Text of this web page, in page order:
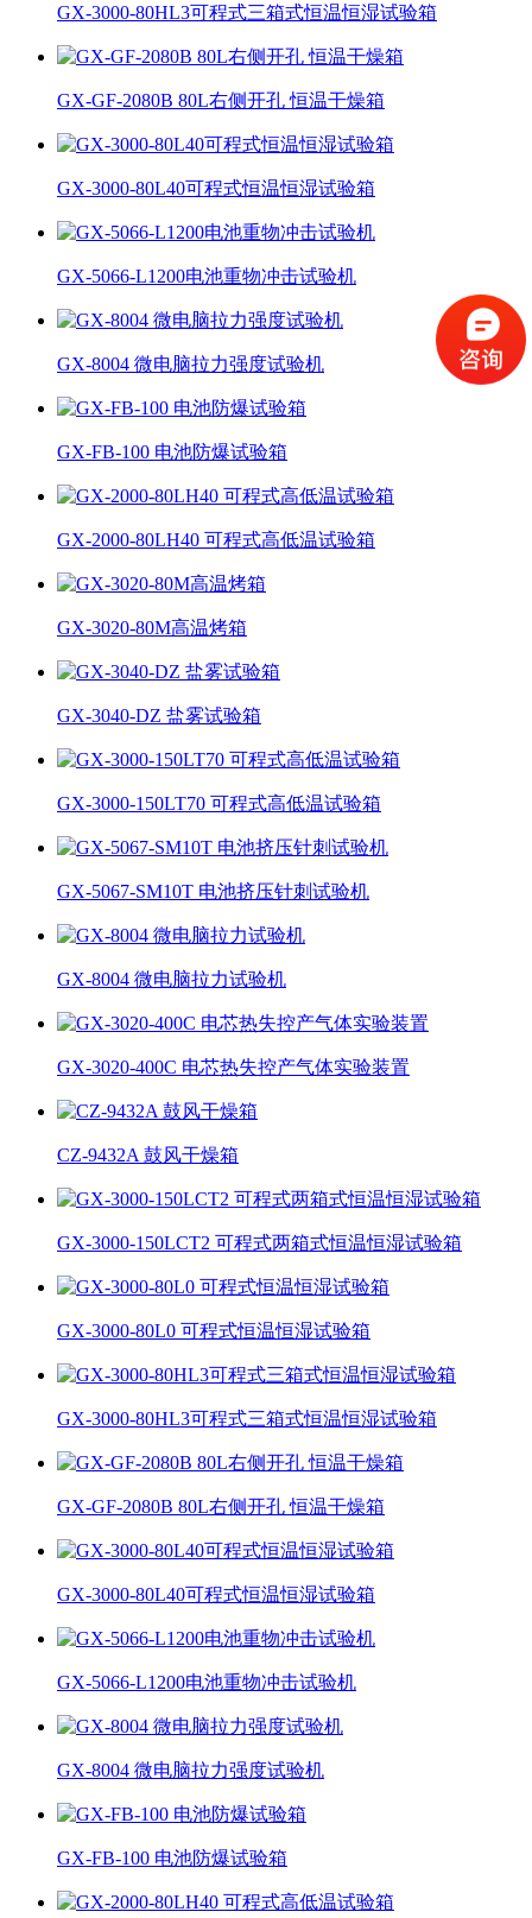
GX-3000-80HL3可程式三箱式恒温恒湿试验箱
GX-GF-2080B 80L右侧开孔 恒温干燥箱
GX-3000-80L40可程式恒温恒湿试验箱
GX-5066-L1200电池重物冲击试验机
GX-8004 微电脑拉力强度试验机
GX-FB-100 电池防爆试验箱
GX-2000-80LH40 可程式高低温试验箱
GX-3020-80M高温烤箱
GX-3040-DZ 盐雾试验箱
GX-3000-150LT70 可程式高低温试验箱
GX-5067-SM10T 电池挤压针刺试验机
GX-8004 微电脑拉力试验机
GX-3020-400C 电芯热失控产气体实验装置
CZ-9432A 鼓风干燥箱
GX-3000-150LCT2 可程式两箱式恒温恒湿试验箱
GX-3000-80L0 可程式恒温恒湿试验箱
GX-3000-80HL3可程式三箱式恒温恒湿试验箱
GX-GF-2080B 80L右侧开孔 恒温干燥箱
GX-3000-80L40可程式恒温恒湿试验箱
GX-5066-L1200电池重物冲击试验机
GX-8004 微电脑拉力强度试验机
GX-FB-100 电池防爆试验箱